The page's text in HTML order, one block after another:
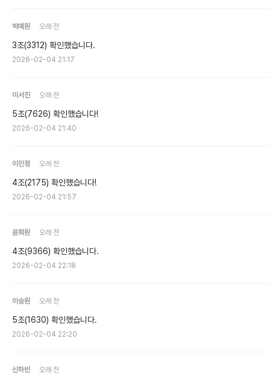
박예원 오래 전
3조(3312) 확인했습니다.
2026-02-04 21:17
이서진 오래 전
5조(7626) 확인했습니다!
2026-02-04 21:40
이민정 오래 전
4조(2175) 확인했습니다!
2026-02-04 21:57
윤희원 오래 전
4조(9366) 확인했습니다.
2026-02-04 22:18
이승원 오래 전
5조(1630) 확인했습니다.
2026-02-04 22:20
신하빈 오래 전